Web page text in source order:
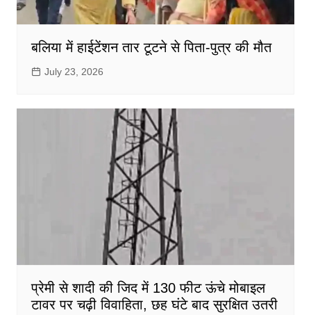
बलिया में हाईटेंशन तार टूटने से पिता-पुत्र की मौत
July 23, 2026
प्रेमी से शादी की जिद में 130 फीट ऊंचे मोबाइल
टावर पर चढ़ी विवाहिता, छह घंटे बाद सुरक्षित उतरी